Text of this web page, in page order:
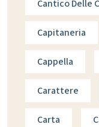
Cantico Delle
Capitaneria
Cappella
Carattere
Carta